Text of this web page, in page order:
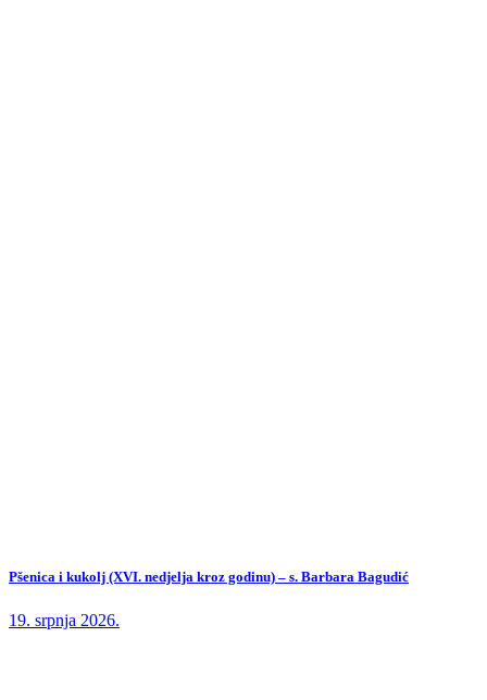
Pšenica i kukolj (XVI. nedjelja kroz godinu) – s. Barbara Bagudić
19. srpnja 2026.